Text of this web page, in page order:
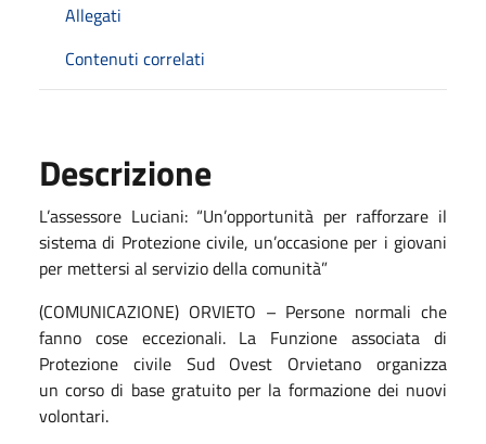
Allegati
Contenuti correlati
Descrizione
L’assessore Luciani: “Un’opportunità per rafforzare il
sistema di Protezione civile, un’occasione per i giovani
per mettersi al servizio della comunità”
(COMUNICAZIONE) ORVIETO – Persone normali che
fanno cose eccezionali. La Funzione associata di
Protezione civile Sud Ovest Orvietano organizza
un corso di base gratuito per la formazione dei nuovi
volontari.